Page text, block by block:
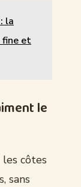
la
fine et
le
les côtes
sans